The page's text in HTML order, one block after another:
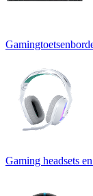
Gaming headsets